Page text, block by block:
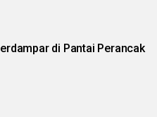
di Pantai Perancak